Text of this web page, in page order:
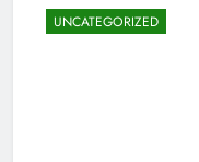
UNCATEGORIZED